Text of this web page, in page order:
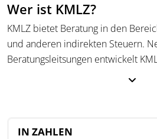
Wer ist KMLZ?
KMLZ bietet Beratung in den
und anderen indirekten Steuern.
Beratungsleitsungen entwickelt
Mining-Lösung TAX-ray, die in
IN ZAHLEN